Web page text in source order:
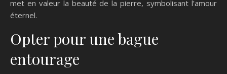
met en valeur la beauté de la pierre, symbolisant l’amour
éternel.
Opter pour une bague
entourage